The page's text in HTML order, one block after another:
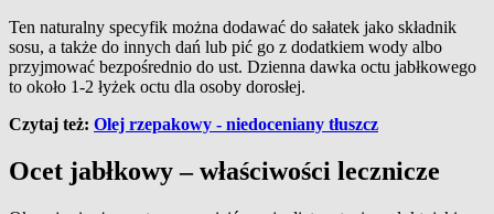
Ten naturalny specyfik można dodawać do sałatek jako składnik
sosu, a także do innych dań lub pić go z dodatkiem wody albo
przyjmować bezpośrednio do ust. Dzienna dawka octu jabłkowego
to około 1-2 łyżek octu dla osoby dorosłej.
Czytaj też: Olej rzepakowy - niedoceniany tłuszcz
Ocet jabłkowy – właściwości lecznicze